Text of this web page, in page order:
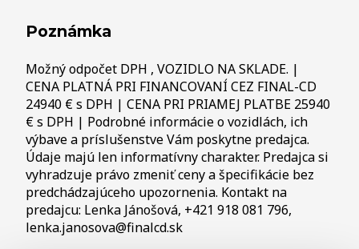
Poznámka
Možný odpočet DPH , VOZIDLO NA SKLADE. |
CENA PLATNÁ PRI FINANCOVANÍ CEZ FINAL-CD
24940 € s DPH | CENA PRI PRIAMEJ PLATBE 25940
€ s DPH | Podrobné informácie o vozidlách, ich
výbave a príslušenstve Vám poskytne predajca.
Údaje majú len informatívny charakter. Predajca si
vyhradzuje právo zmeniť ceny a špecifikácie bez
predchádzajúceho upozornenia. Kontakt na
predajcu: Lenka Jánošová, +421 918 081 796,
lenka.janosova@finalcd.sk